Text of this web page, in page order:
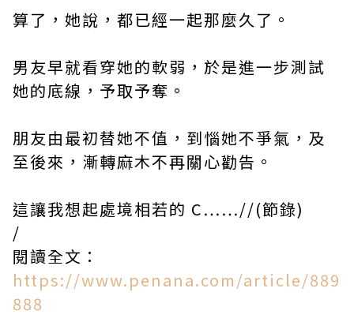
算了，她說，都已經一起那麼久了。
男友早就看穿她的軟弱，於是進一步測試
她的底線，予取予奪。
朋友由最初替她不值，到惱她不爭氣，及
至後來，漸轉麻木不再關心勸告。
這讓我想起處境相若的 C……//(節錄)
/
閱讀全文：
https://www.penana.com/article/889
888